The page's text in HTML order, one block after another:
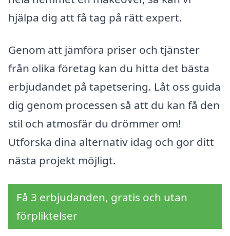
hjälpa dig att få tag på rätt expert.
Genom att jämföra priser och tjänster
från olika företag kan du hitta det bästa
erbjudandet på tapetsering. Låt oss guida
dig genom processen så att du kan få den
stil och atmosfär du drömmer om!
Utforska dina alternativ idag och gör ditt
nästa projekt möjligt.
Få 3 erbjudanden, gratis och utan
förpliktelser